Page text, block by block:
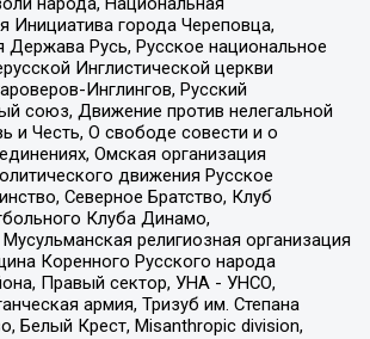
Инициатива города Череповца,
Русь, Русское национальное
Инглистической церкви
Инглингов, Русский
союз, Движение против нелегальной
и Честь, О свободе совести и о
Омская организация
движения Русское
Северное Братство, Клуб
Клуба Динамо,
религиозная организация
Коренного Русского народа
Правый сектор, УНА - УНСО,
армия, Тризуб им. Степана
Белый Крест, Misanthropic division,